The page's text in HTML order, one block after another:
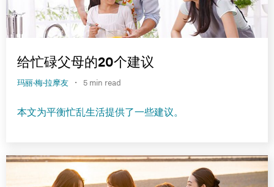
给忙碌父母的20个建议
玛丽·梅·拉摩友 · 5 min read
本文为平衡忙乱生活提供了一些建议。